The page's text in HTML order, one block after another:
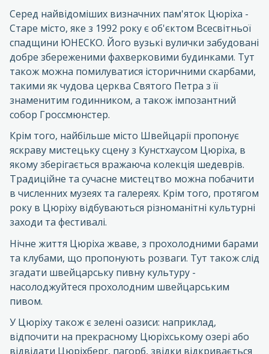
Серед найвідоміших визначних пам'яток Цюріха -
Старе місто, яке з 1992 року є об'єктом Всесвітньої
спадщини ЮНЕСКО. Його вузькі вулички забудовані
добре збереженими фахверковими будинками. Тут
також можна помилуватися історичними скарбами,
такими як чудова церква Святого Петра з її
знаменитим годинником, а також імпозантний
собор Гроссмюнстер.
Крім того, найбільше місто Швейцарії пропонує
яскраву мистецьку сцену з Кунстхаусом Цюріха, в
якому зберігається вражаюча колекція шедеврів.
Традиційне та сучасне мистецтво можна побачити
в численних музеях та галереях. Крім того, протягом
року в Цюріху відбуваються різноманітні культурні
заходи та фестивалі.
Нічне життя Цюріха жваве, з прохолодними барами
та клубами, що пропонують розваги. Тут також слід
згадати швейцарську пивну культуру -
насолоджуйтеся прохолодним швейцарським
пивом.
У Цюріху також є зелені оазиси: наприклад,
відпочити на прекрасному Цюріхському озері або
відвідати Цюріхберг, пагорб, звідки відкривається